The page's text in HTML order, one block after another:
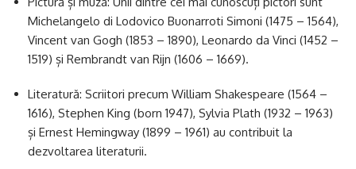
Michelangelo di Lodovico Buonarroti Simoni (1475 – 1564),
Vincent van Gogh (1853 – 1890), Leonardo da Vinci (1452 –
1519) și Rembrandt van Rijn (1606 – 1669).
Literatură: Scriitori precum William Shakespeare (1564 –
1616), Stephen King (born 1947), Sylvia Plath (1932 – 1963)
și Ernest Hemingway (1899 – 1961) au contribuit la
dezvoltarea literaturii.